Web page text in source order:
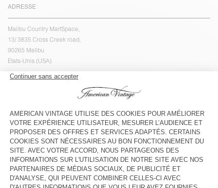
ADRESSE
Malibu Country MartSpace,
13/ 3835 Cross Creek road,
90265 Malibu
États-Unis (USA)
Lundi
10:00 - 18:00
Mardi
10:00 - 18:00
Mercredi
10:00 - 18:00
Jeudi
10:00 - 18:00
Vendredi
10:00 - 18:00
Samedi
10:00 - 18:00
Dimanche
11:00 - 17:00